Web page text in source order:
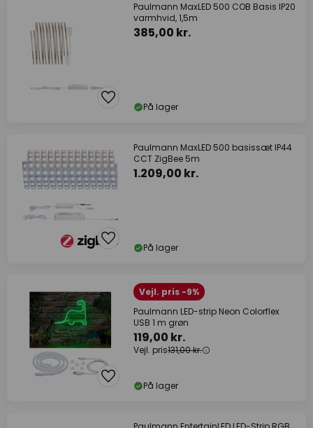
Paulmann MaxLED 500 COB Basis IP20
varmhvid, 1,5m
385,00 kr.
På lager
Paulmann MaxLED 500 basissæt IP44
CCT ZigBee 5m
1.209,00 kr.
På lager
Vejl. pris -9%
Paulmann LED-strip Neon Colorflex
USB 1 m grøn
119,00 kr.
Vejl. pris131,00 kr.
På lager